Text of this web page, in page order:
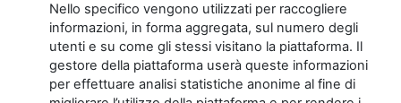
Nello specifico vengono utilizzati per raccogliere
informazioni, in forma aggregata, sul numero degli
utenti e su come gli stessi visitano la piattaforma. Il
gestore della piattaforma userà queste informazioni
per effettuare analisi statistiche anonime al fine di